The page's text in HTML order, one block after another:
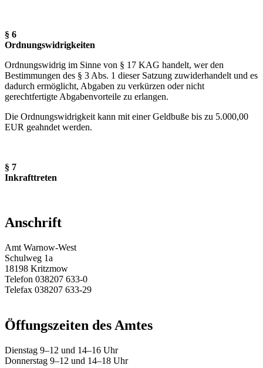
§ 6
Ordnungswidrigkeiten
Ordnungswidrig im Sinne von § 17 KAG handelt, wer den
Bestimmungen des § 3 Abs. 1 dieser Satzung zuwiderhandelt und es
dadurch ermöglicht, Abgaben zu verkürzen oder nicht
gerechtfertigte Abgabenvorteile zu erlangen.
Die Ordnungswidrigkeit kann mit einer Geldbuße bis zu 5.000,00
EUR geahndet werden.
§ 7
Inkrafttreten
Anschrift
Amt Warnow-West
Schulweg 1a
18198 Kritzmow
Telefon 038207 633-0
Telefax 038207 633-29
Öffungszeiten des Amtes
Dienstag 9–12 und 14–16 Uhr
Donnerstag 9–12 und 14–18 Uhr